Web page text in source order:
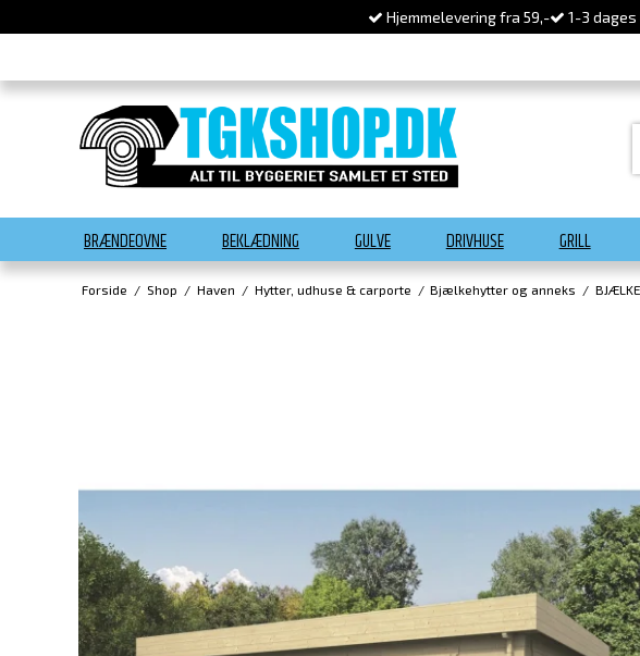
Hjemmelevering fra 59,- 1-3
BRÆNDEOVNE BEKLÆDNING GULVE DRIVHUSE GRILL
Forside / Shop / Haven / Hytter, udhuse & carporte / Bjælkehytter og anneks /